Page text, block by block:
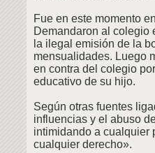
Fue en este momento
Demandaron al colegio
la ilegal emisión de la
mensualidades. Luego
en contra del colegio
educativo de su hijo.
Según otras fuentes
influencias y el abuso
intimidando a cualquier
cualquier derecho».